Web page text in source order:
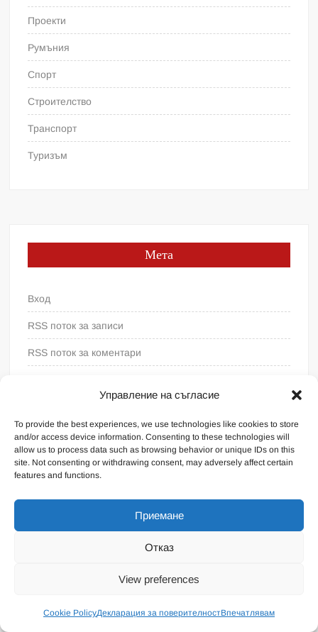
Управление на съгласие
To provide the best experiences, we use technologies like cookies to store
and/or access device information. Consenting to these technologies will
allow us to process data such as browsing behavior or unique IDs on this
site. Not consenting or withdrawing consent, may adversely affect certain
features and functions.
Приемане
Отказ
View preferences
Cookie PolicyДекларация за поверителностВпечатлявам
Проекти
Румъния
Спорт
Строителство
Транспорт
Туризъм
Мета
Вход
RSS поток за записи
RSS поток за коментари
Proudly powered by WordPress |Theme: FreeNews
Общи условия